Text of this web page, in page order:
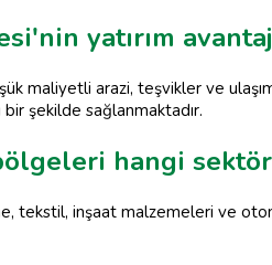
yatırım
maliyetli arazi, teşvikler ve
şekilde sağlanmaktadır.
hangi
tekstil, inşaat malzemeleri ve